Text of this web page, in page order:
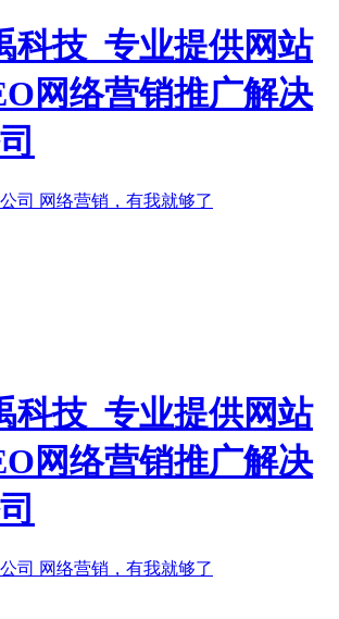
司 网络营销，有我就够了
司 网络营销，有我就够了